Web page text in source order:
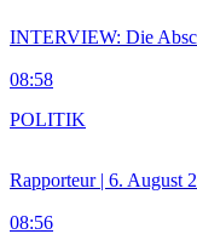
INTERVIEW: Die
08:58
Rapporteur | 6. August
08:56
POLITIK